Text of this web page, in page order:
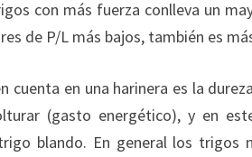
con más fuerza conlleva un
de P/L más bajos, también es
cuenta en una harinera es la
(gasto energético), y en
blando. En general los trigos